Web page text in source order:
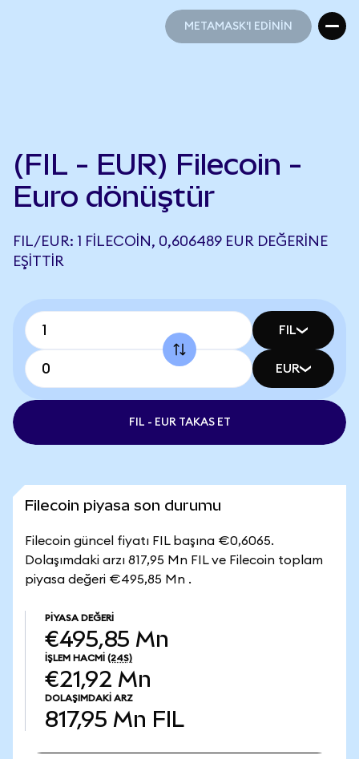
METAMASK'I EDİNİN
(FIL - EUR) Filecoin -
Euro dönüştür
FIL/EUR: 1 FILECOIN, 0,606489 EUR DEĞERINE
EŞITTIR
FIL
EUR
FIL - EUR TAKAS ET
Filecoin piyasa son durumu
Filecoin güncel fiyatı FIL başına €0,6065.
Dolaşımdaki arzı 817,95 Mn FIL ve Filecoin toplam
piyasa değeri €495,85 Mn .
PIYASA DEĞERI
€495,85 Mn
İŞLEM HACMI (24S)
€21,92 Mn
DOLAŞIMDAKI ARZ
817,95 Mn FIL